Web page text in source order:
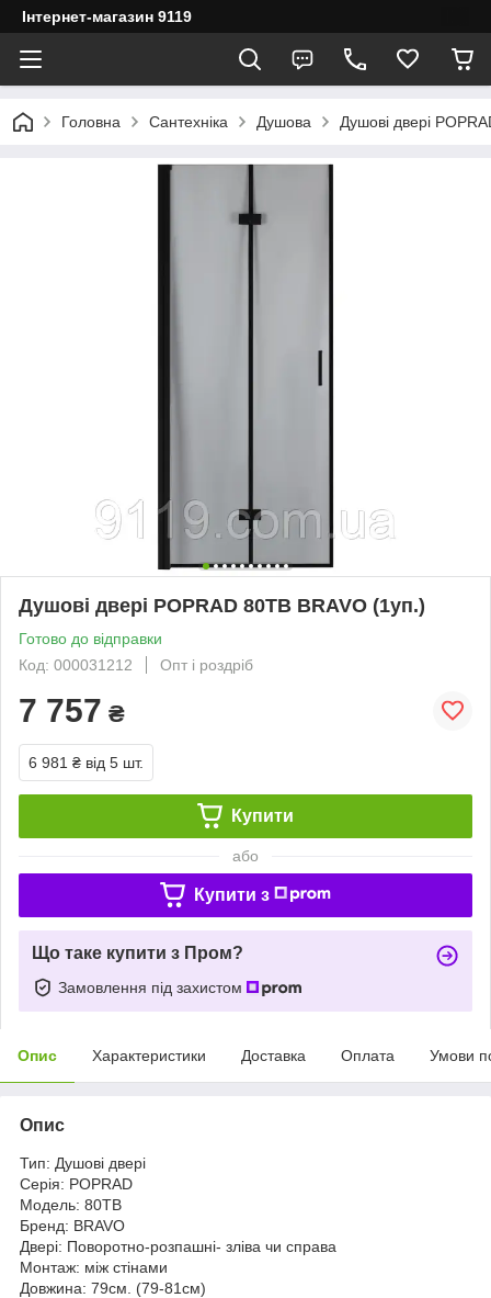
Інтернет-магазин 9119
Головна Сантехніка Душова Душові двері
Душові двері POPRAD 80TB BRAVO (1уп.)
Готово до відправки
Код: 000031212
Опт і роздріб
7 757 ₴
6 981 ₴ від 5 шт.
Купити
або
Купити з
Що таке купити з Пром?
Замовлення під захистом
Опис Характеристики Доставка Оплата Умови
Опис
Тип: Душові двері
Серія: POPRAD
Модель: 80TB
Бренд: BRAVO
Двері: Поворотно-розпашні- зліва чи справа
Монтаж: між стінами
Довжина: 79см. (79-81см)